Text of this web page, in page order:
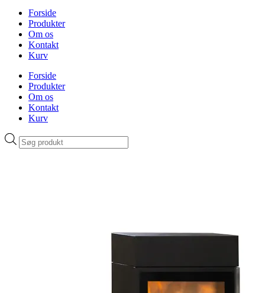
Forside
Produkter
Om os
Kontakt
Kurv
Forside
Produkter
Om os
Kontakt
Kurv
Products
search